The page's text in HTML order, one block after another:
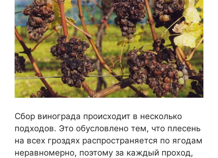
Сбор винограда происходит в несколько
подходов. Это обусловлено тем, что плесень
на всех гроздях распространяется по ягодам
неравномерно, поэтому за каждый проход,